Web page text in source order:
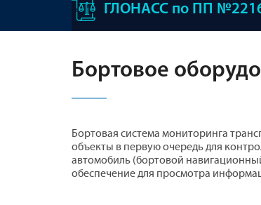
ГЛОНАСС по ПП
Бортовое
Бортовая система мониторинга
объекты в первую очередь для
автомобиль (бортовой
обеспечение для просмотра